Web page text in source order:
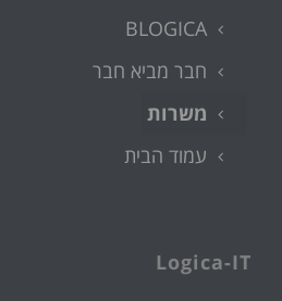
BLOGICA
חבר מביא חבר
משרות
עמוד הבית
Logica-IT